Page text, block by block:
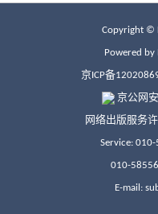
Copyright ©
Powered by
京ICP备
京公网
网络出版服务
Service:
010-
E-mail: